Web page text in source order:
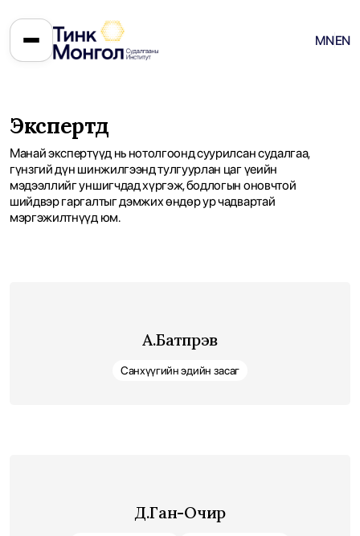
MNEN
Экспертүүд
Манай экспертүүд нь нотолгоонд суурилсан судалгаа,
гүнзгий дүн шинжилгээнд тулгуурлан цаг үеийн
мэдээллийг уншигчдад хүргэж, бодлогын оновчтой
шийдвэр гаргалтыг дэмжих өндөр ур чадвартай
мэргэжилтнүүд юм.
А.Батпүрэв
Cанхүүгийн эдийн засаг
Д.Ган-Очир